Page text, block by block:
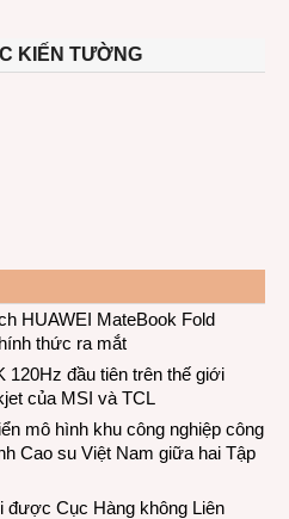
KIẾN TƯỜNG
HUAWEI MateBook Fold
thức ra mắt
120Hz đầu tiên trên thế giới
của MSI và TCL
mô hình khu công nghiệp công
Cao su Việt Nam giữa hai Tập
được Cục Hàng không Liên